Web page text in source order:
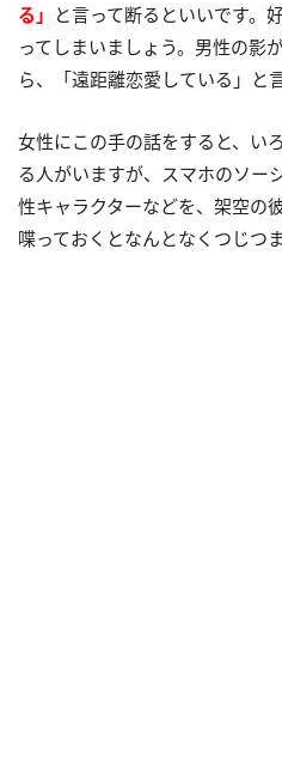
る」 と言って断るといいです。
ってしまいましょう。男性の影
ら、「遠距離恋愛している」と
女性にこの手の話をすると、い
る人がいますが、スマホのソー
性キャラクターなどを、架空の
喋っておくとなんとなくつじつ